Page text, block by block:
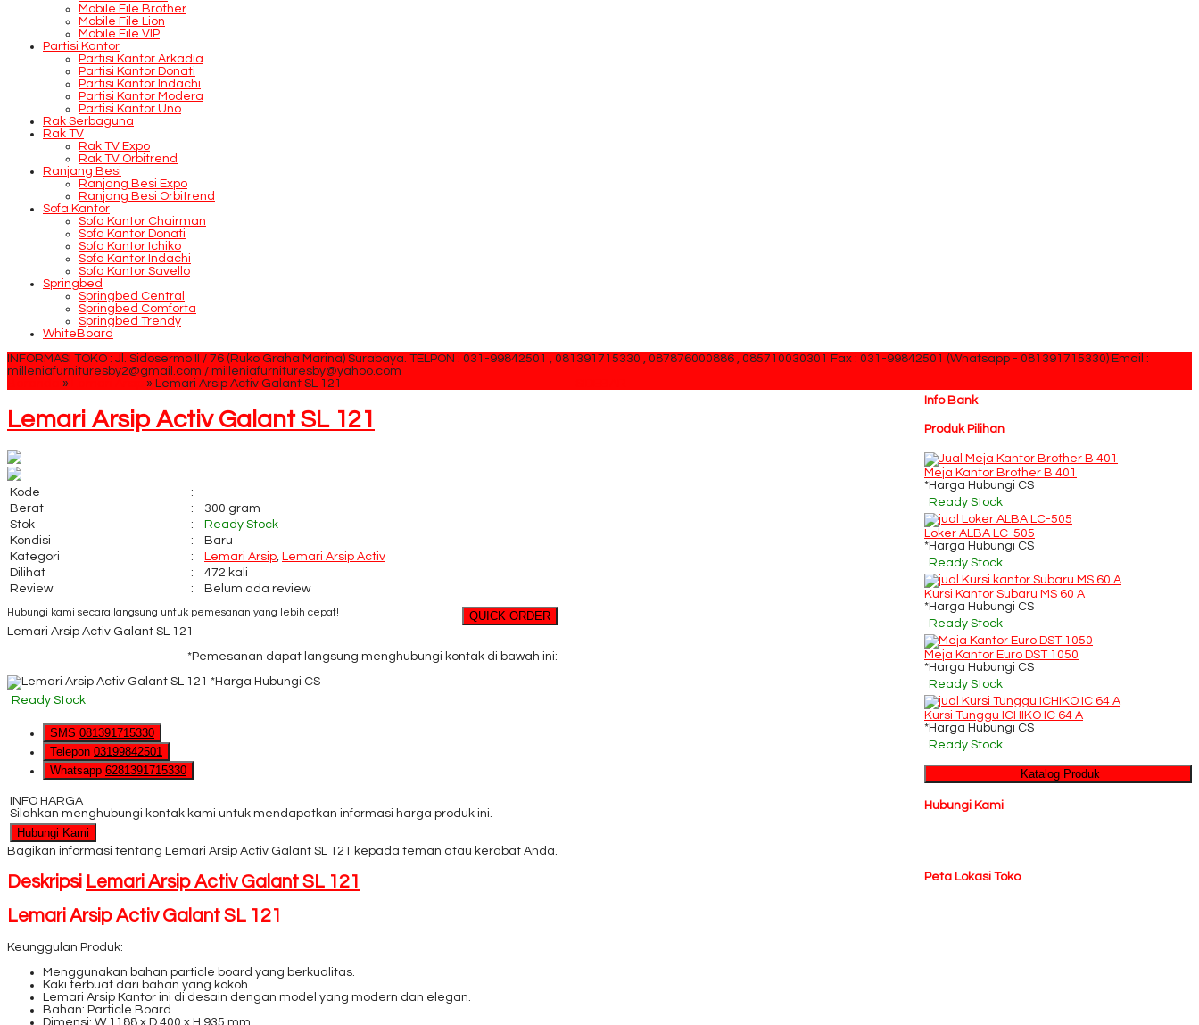
Mobile File Brother
Mobile File Lion
Mobile File VIP
Partisi Kantor
Partisi Kantor Arkadia
Partisi Kantor Donati
Partisi Kantor Indachi
Partisi Kantor Modera
Partisi Kantor Uno
Rak Serbaguna
Rak TV
Rak TV Expo
Rak TV Orbitrend
Ranjang Besi
Ranjang Besi Expo
Ranjang Besi Orbitrend
Sofa Kantor
Sofa Kantor Chairman
Sofa Kantor Donati
Sofa Kantor Ichiko
Sofa Kantor Indachi
Sofa Kantor Savello
Springbed
Springbed Central
Springbed Comforta
Springbed Trendy
WhiteBoard
INFORMASI TOKO : Jl. Sidosermo II / 76 (Ruko Graha Marina) Surabaya. TELPON : 031-99842501 , 081391715330 , 087876000886 , 085710030301 Fax : 031-99842501 (Whatsapp - 081391715330) Email :
milleniafurnituresby2@gmail.com / milleniafurnituresby@yahoo.com
» » Lemari Arsip Activ Galant SL 121
Lemari Arsip Activ Galant SL 121
Kode :
-
Berat
:
300 gram
Stok
:
Ready Stock
Kondisi
:
Baru
Kategori
: Lemari Arsip Lemari Arsip Activ
Dilihat
:
472 kali
Review
: Belum ada review
QUICK ORDER
Hubungi kami secara langsung untuk pemesanan yang lebih cepat!
Lemari Arsip Activ Galant SL 121
*Pemesanan dapat langsung menghubungi kontak di bawah ini:
*Harga Hubungi CS
Ready Stock
SMS 081391715330
Telepon 03199842501
Whatsapp 6281391715330
INFO HARGA
Silahkan menghubungi kontak kami untuk mendapatkan informasi harga produk ini.
Hubungi Kami
Bagikan informasi tentang Lemari Arsip Activ Galant SL 121 kepada teman atau kerabat Anda.
Deskripsi Lemari Arsip Activ Galant SL 121
Lemari Arsip Activ Galant SL 121
Keunggulan Produk:
Menggunakan bahan particle board yang berkualitas.
Kaki terbuat dari bahan yang kokoh.
Lemari Arsip Kantor ini di desain dengan model yang modern dan elegan.
Bahan: Particle Board
Dimensi: W 1188 x D 400 x H 935 mm
Info Bank
Produk Pilihan
Meja Kantor Brother B 401
*Harga Hubungi CS
Ready Stock
Loker ALBA LC-505
*Harga Hubungi CS
Ready Stock
Kursi Kantor Subaru MS 60 A
*Harga Hubungi CS
Ready Stock
Meja Kantor Euro DST 1050
*Harga Hubungi CS
Ready Stock
Kursi Tunggu ICHIKO IC 64 A
*Harga Hubungi CS
Ready Stock
Katalog Produk
Hubungi Kami
Peta Lokasi Toko